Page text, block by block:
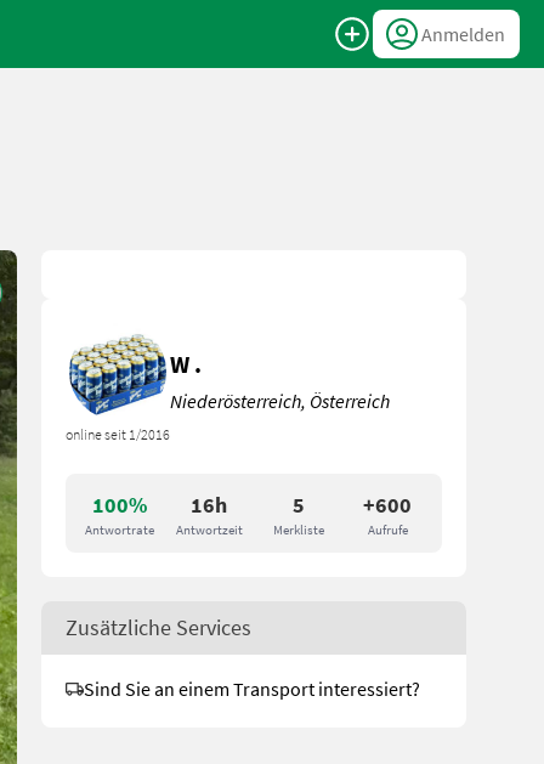
Anmelden
100%
Antwortrate
16h
Antwortzeit
5
Merkliste
+600
Aufrufe
online seit 1/2016
W .
Niederösterreich, Österreich
Zusätzliche Services
Sind Sie an einem Transport interessiert?